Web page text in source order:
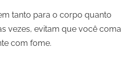
tanto para o corpo quanto
vezes, evitam que você coma
com fome.